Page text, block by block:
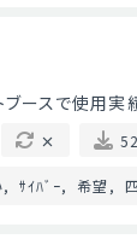
ースで使用実
ｻｲﾊﾞｰ 希望